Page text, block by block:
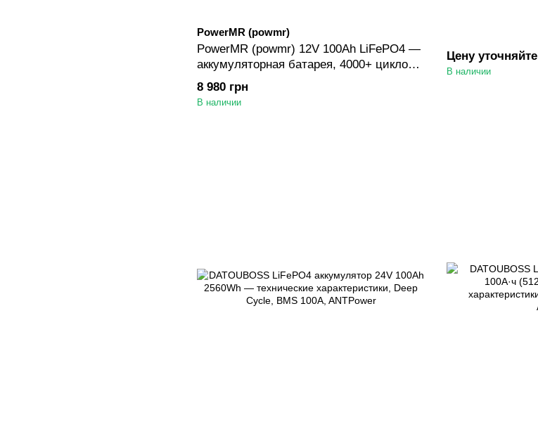
PowerMR (powmr)
PowerMR (powmr) 12V 100Ah LiFePO4 —
аккумуляторная батарея, 4000+ циклов,с
BMS
8 980 грн
В наличии
Цену уточняйте
В наличии